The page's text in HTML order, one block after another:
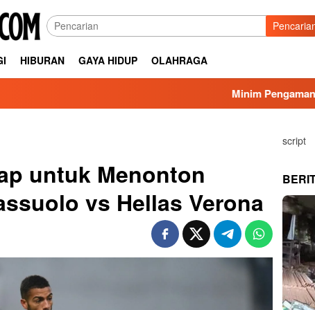
HIBURAN GAYA HIDUP OLAHRAGA
Minim Pengamanan Proyek
untuk Menonton
vs Hellas Verona
script